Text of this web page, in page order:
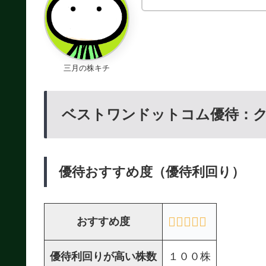
三月の株キチ
ベストワンドットコム優待：
優待おすすめ度（優待利回り）
おすすめ度
優待利回りが高い株数 １００株